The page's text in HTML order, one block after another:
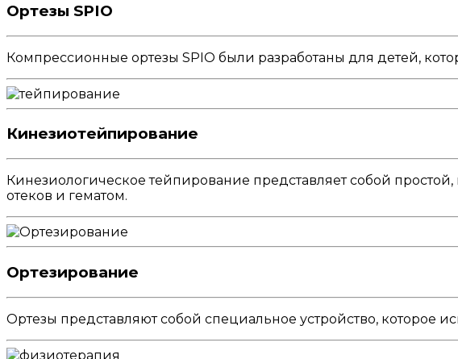
Ортезы SPIO
Компрессионные ортезы SPIO были разработаны для детей,
Кинезиотейпирование
Кинезиологическое тейпирование представляет собой
отеков и гематом.
Ортезирование
Ортезы представляют собой специальное устройство, которое